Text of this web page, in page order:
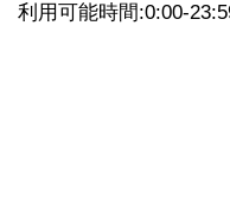
利用可能時間:0:00-